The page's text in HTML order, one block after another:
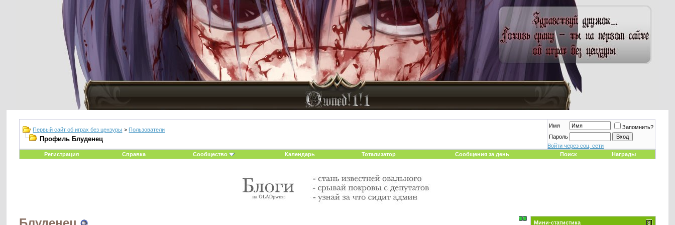
Первый сайт об играх без цензуры > Пользователи
Профиль Блуденец
Имя
Запомнить?
Пароль
Войти через соц. сети
Регистрация
Справка Сообщество Календарь Тотализатор Сообщения за день Поиск Награды
Мини-статистика